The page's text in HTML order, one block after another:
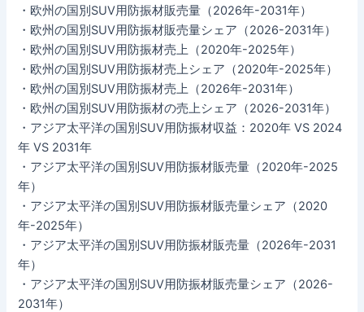
・欧州の国別SUV用防振材販売量（2026年-2031年）
・欧州の国別SUV用防振材販売量シェア（2026-2031年）
・欧州の国別SUV用防振材売上（2020年-2025年）
・欧州の国別SUV用防振材売上シェア（2020年-2025年）
・欧州の国別SUV用防振材売上（2026年-2031年）
・欧州の国別SUV用防振材の売上シェア（2026-2031年）
・アジア太平洋の国別SUV用防振材収益：2020年 VS 2024
年 VS 2031年
・アジア太平洋の国別SUV用防振材販売量（2020年-2025
年）
・アジア太平洋の国別SUV用防振材販売量シェア（2020
年-2025年）
・アジア太平洋の国別SUV用防振材販売量（2026年-2031
年）
・アジア太平洋の国別SUV用防振材販売量シェア（2026-
2031年）